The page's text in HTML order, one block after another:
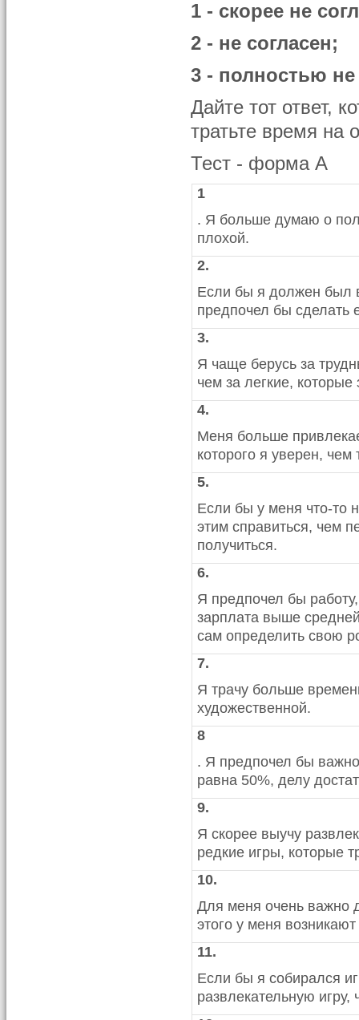
1 - скорее не
2 - не согласен;
3 - полностью не
Дайте тот ответ,
тратьте время на
Тест - форма A
1
. Я больше думаю о
плохой.
2.
Если бы я должен был
предпочел бы сделать
3.
Я чаще берусь за
чем за легкие,
4.
Меня больше
которого я уверен,
5.
Если бы у меня что-то
этим справиться, чем
получиться.
6.
Я предпочел бы
зарплата выше
сам определить свою
7.
Я трачу больше
художественной.
8
. Я предпочел бы
равна 50%, делу
9.
Я скорее выучу
редкие игры, которые
10.
Для меня очень важно
этого у меня
11.
Если бы я собирался
развлекательную